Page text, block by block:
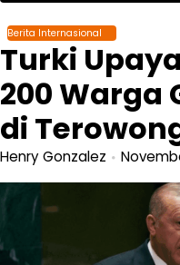
Berita Internasional
Turki
200 Warga
di
Henry Gonzalez